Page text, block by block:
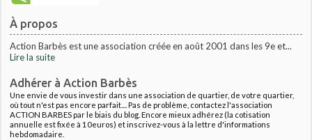
À propos
Action Barbès est une association créée en août 2001 dans les 9e et...
Lire la suite
Adhérer à Action Barbès
Une envie de vous investir dans une association de quartier, de votre quartier,
où tout n'est pas encore parfait.... Pas de problème, contactez l'association
ACTION BARBES par le biais du blog. Encore mieux adhérez (la cotisation
annuelle est fixée à 10euros) et inscrivez-vous à la lettre d'informations
hebdomadaire.